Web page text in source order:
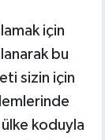
için
bu
sizin için
ülke koduyla